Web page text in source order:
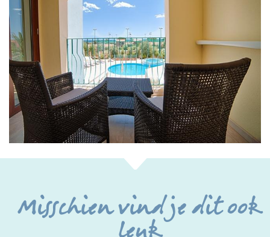
Misschien vind je dit ook